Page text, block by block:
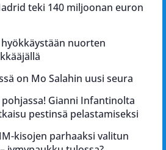
teki 140 miljoonan euron
nuorten
on Mo Salahin uusi seura
Gianni Infantinolta
pestinsä pelastamiseksi
kisojen parhaaksi valitun